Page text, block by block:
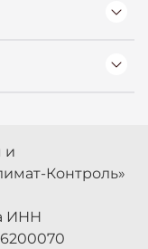
и
Контроль»
ИНН